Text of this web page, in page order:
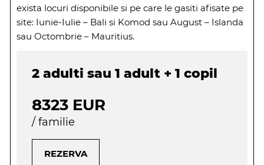
exista locuri disponibile si pe care le gasiti afisate pe
site: Iunie-Iulie – Bali si Komod sau August – Islanda
sau Octombrie – Mauritius.
2 adulti sau 1 adult + 1 copil
8323 EUR
/ familie
REZERVA